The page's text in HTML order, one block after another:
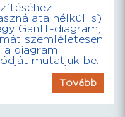
nélkül is)
Gantt-diagram,
szemléletesen
a diagram
mutatjuk be.
Tovább